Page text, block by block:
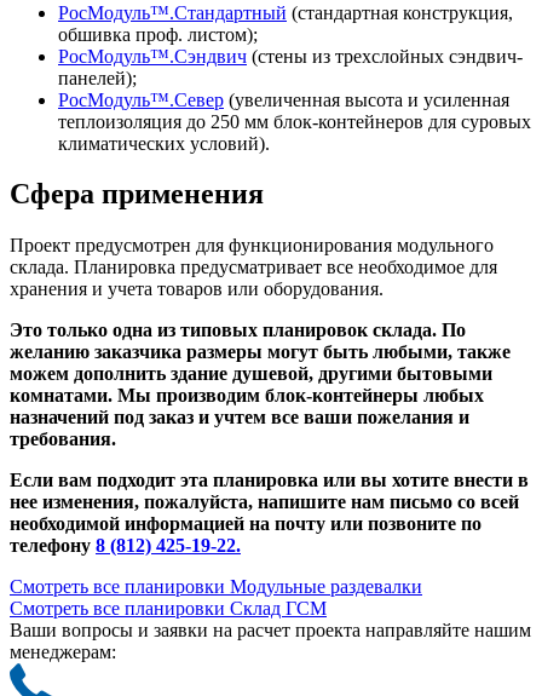
РосМодуль™.Стандартный (стандартная конструкция,
обшивка проф. листом);
РосМодуль™.Сэндвич (стены из трехслойных сэндвич-
панелей);
РосМодуль™.Север (увеличенная высота и усиленная
теплоизоляция до 250 мм блок-контейнеров для суровых
климатических условий).
Сфера применения
Проект предусмотрен для функционирования модульного
склада. Планировка предусматривает все необходимое для
хранения и учета товаров или оборудования.
Это только одна из типовых планировок склада. По
желанию заказчика размеры могут быть любыми, также
можем дополнить здание душевой, другими бытовыми
комнатами. Мы производим блок-контейнеры любых
назначений под заказ и учтем все ваши пожелания и
требования.
Если вам подходит эта планировка или вы хотите внести в
нее изменения, пожалуйста, напишите нам письмо со всей
необходимой информацией на почту или позвоните по
телефону 8 (812) 425-19-22.
Смотреть все планировки Модульные раздевалки
Смотреть все планировки Склад ГСМ
Ваши вопросы и заявки на расчет проекта направляйте нашим
менеджерам: